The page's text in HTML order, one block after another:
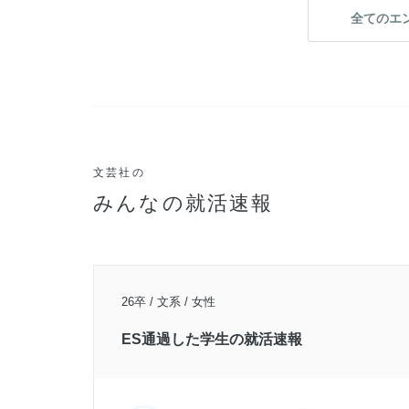
全てのエ
文芸社の
みんなの就活速報
26卒 / 文系 / 女性
ES通過した学生の就活速報